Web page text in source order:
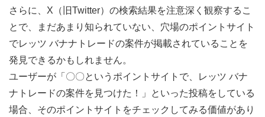
さらに、X（旧Twitter）の検索結果を注意深く観察するこ
とで、まだあまり知られていない、穴場のポイントサイト
でレッツ バナナトレードの案件が掲載されていることを
発見できるかもしれません。
ユーザーが「〇〇というポイントサイトで、レッツ バナ
ナトレードの案件を見つけた！」といった投稿をしている
場合、そのポイントサイトをチェックしてみる価値があり